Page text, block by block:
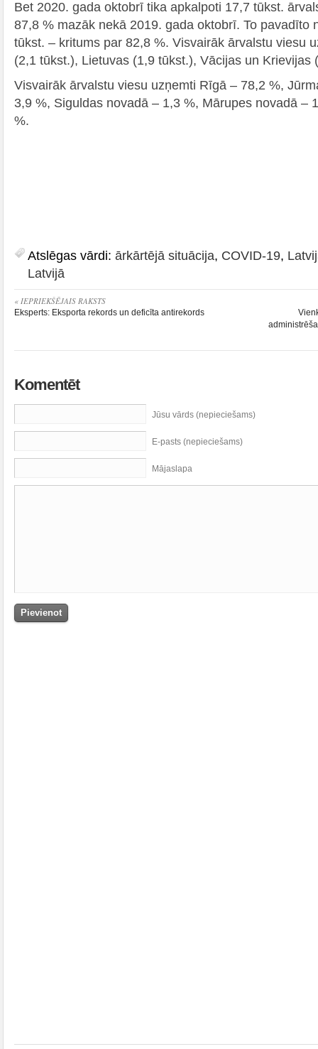
Bet 2020. gada oktobrī tika apkalpoti 17,7 tūkst.
87,8 % mazāk nekā 2019. gada oktobrī. To pavadīto
tūkst. – kritums par 82,8 %. Visvairāk ārvalstu viesu
(2,1 tūkst.), Lietuvas (1,9 tūkst.), Vācijas un Krievijas
Visvairāk ārvalstu viesu uzņemti Rīgā – 78,2 %,
3,9 %, Siguldas novadā – 1,3 %, Mārupes novadā –
%.
Atslēgas vārdi: ārkārtējā situācija, COVID-19,
Latvijā
« IEPRIEKŠĒJAIS RAKSTS
Eksperts: Eksporta rekords un deficīta antirekords
Komentēt
Jūsu vārds (nepieciešams)
E-pasts (nepieciešams)
Mājaslapa